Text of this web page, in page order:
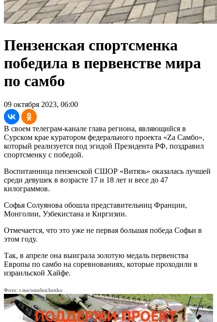
Пензенская спортсменка
победила в первенстве мира
по самбо
09 октября 2023, 06:00
В своем телеграм-канале глава региона, являющийся в
Сурском крае куратором федерального проекта «Za Самбо»,
который реализуется под эгидой Президента РФ, поздравил
спортсменку с победой.
Воспитанница пензенской СШОР «Витязь» оказалась лучшей
среди девушек в возрасте 17 и 18 лет и весе до 47
килограммов.
Софья Солуянова обошла представительниц Франции,
Монголии, Узбекистана и Киргизии.
Отмечается, что это уже не первая большая победа Софьи в
этом году.
Так, в апреле она выиграла золотую медаль первенства
Европы по самбо на соревнованиях, которые проходили в
израильской Хайфе.
Фото: t.me/omelnichenko